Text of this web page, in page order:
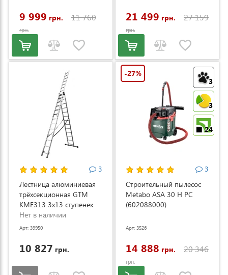
9 999 грн. 11 760
грн.
21 499 грн. 27 159
грн.
3
Лестница алюминиевая
трёхсекционная GTM
KME313 3x13 ступенек
3.53-8.93м (KME313)
Нет в наличии
Арт: 39950
10 827 грн.
3
3
24
-27%
3
Строительный пылесос
Metabo ASA 30 H PC
(602088000)
Арт: 3526
14 888 грн. 20 346
грн.